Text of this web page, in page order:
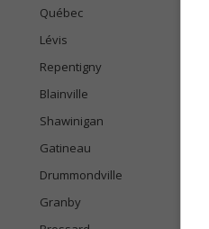
Québec
Lévis
Repentigny
Blainville
Shawinigan
Gatineau
Drummondville
Granby